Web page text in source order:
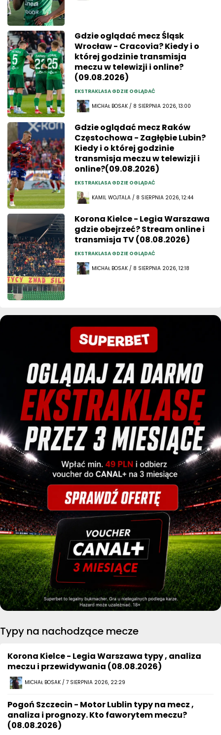
Gdzie oglądać mecz Śląsk
Wrocław - Cracovia? Kiedy i o
której godzinie transmisja
meczu w telewizji i online?
(09.08.2026)
EKSTRAKLASA GDZIE OGLĄDAĆ
MICHAŁ BOSAK / 8 SIERPNIA 2026, 13:00
Gdzie oglądać mecz Raków
Częstochowa - Zagłębie Lubin?
Kiedy i o której godzinie
transmisja meczu w telewizji i
online?(09.08.2026)
EKSTRAKLASA GDZIE OGLĄDAĆ
KAMIL WOJTALA / 8 SIERPNIA 2026, 12:44
Korona Kielce - Legia Warszawa
gdzie obejrzeć? Stream online i
transmisja TV (08.08.2026)
EKSTRAKLASA GDZIE OGLĄDAĆ
MICHAŁ BOSAK / 8 SIERPNIA 2026, 12:18
Typy na nachodzące mecze
Korona Kielce - Legia Warszawa typy , analiza
meczu i przewidywania (08.08.2026)
MICHAŁ BOSAK / 7 SIERPNIA 2026, 22:29
Pogoń Szczecin - Motor Lublin typy na mecz ,
analiza i prognozy. Kto faworytem meczu?
(08.08.2026)